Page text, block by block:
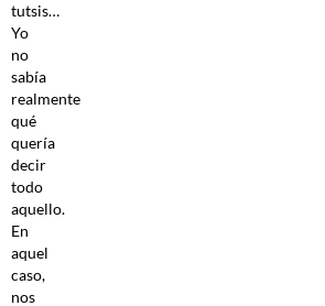
tutsis…
Yo
no
sabía
realmente
qué
quería
decir
todo
aquello.
En
aquel
caso,
nos